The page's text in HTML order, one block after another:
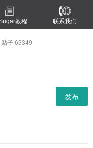
教程 联系我们
子 63349
发布